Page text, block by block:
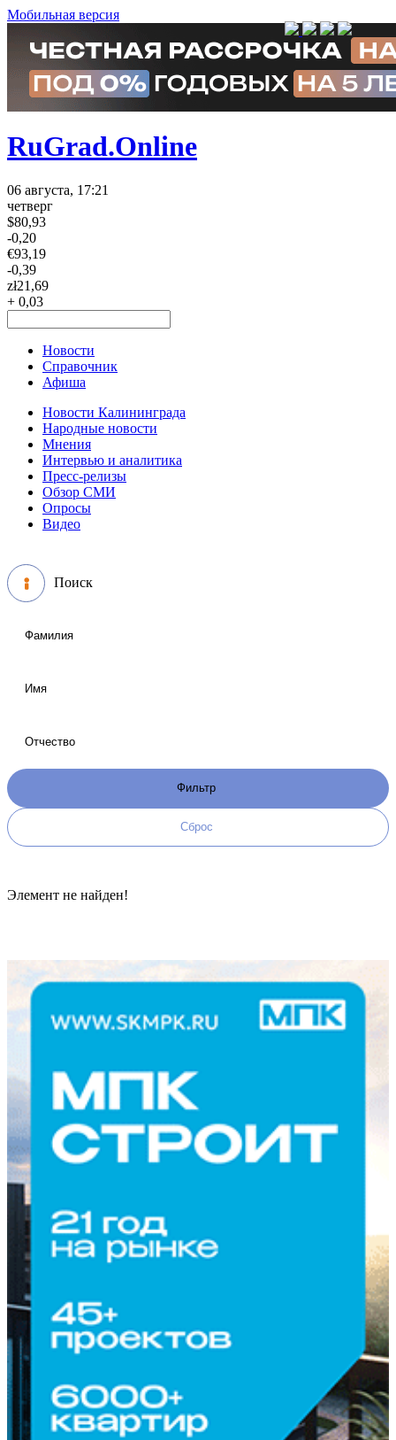
Мобильная версия
RuGrad.Online
06 августа, 17:21
четверг
$80,93
-0,20
€93,19
-0,39
zł21,69
+ 0,03
Новости
Справочник
Афиша
Новости Калининграда
Народные новости
Мнения
Интервью и аналитика
Пресс-релизы
Обзор СМИ
Опросы
Видео
Поиск
Элемент не найден!